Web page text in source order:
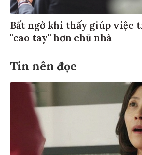
Bất ngờ khi thấy giúp việc
"cao tay" hơn chủ nhà
Tin nên đọc